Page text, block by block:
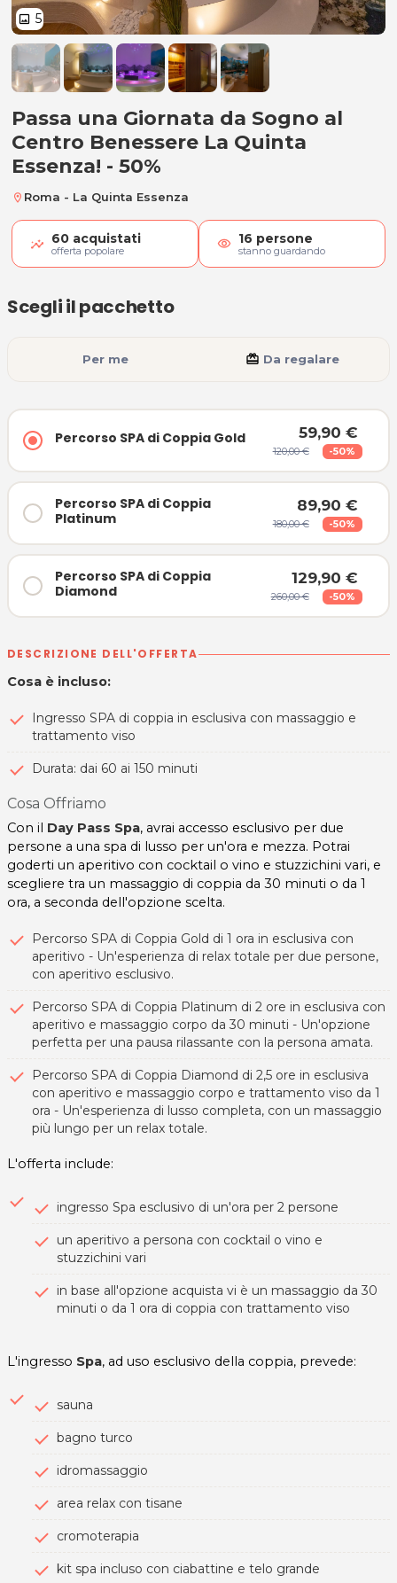
image 5
Passa una Giornata da Sogno al
Passa una Giornata da Sogno al
Centro Benessere La Quinta
Essenza! - 50%
location_on Roma - La Quinta Essenza
60 acquistati
offerta popolare visibility 16 persone
stanno guardando
Percorso SPA di Coppia Gold 59,90 €
120,00 € -50%
Percorso SPA di Coppia
Platinum
89,90 €
180,00 € -50%
Percorso SPA di Coppia
Diamond
129,90 €
260,00 € -50%
Scegli il pacchetto
Per me card_giftcard Da regalare
DESCRIZIONE DELL'OFFERTA
Cosa è incluso:
Ingresso SPA di coppia in esclusiva con massaggio e
trattamento viso
Durata: dai 60 ai 150 minuti
Cosa Offriamo
Con il Day Pass Spa, avrai accesso esclusivo per due
persone a una spa di lusso per un'ora e mezza. Potrai
goderti un aperitivo con cocktail o vino e stuzzichini vari, e
scegliere tra un massaggio di coppia da 30 minuti o da 1
ora, a seconda dell'opzione scelta.
Percorso SPA di Coppia Gold di 1 ora in esclusiva con
aperitivo - Un'esperienza di relax totale per due persone,
con aperitivo esclusivo.
Percorso SPA di Coppia Platinum di 2 ore in esclusiva con
aperitivo e massaggio corpo da 30 minuti - Un'opzione
perfetta per una pausa rilassante con la persona amata.
Percorso SPA di Coppia Diamond di 2,5 ore in esclusiva
con aperitivo e massaggio corpo e trattamento viso da 1
ora - Un'esperienza di lusso completa, con un massaggio
più lungo per un relax totale.
L'offerta include:
ingresso Spa esclusivo di un'ora per 2 persone
un aperitivo a persona con cocktail o vino e
stuzzichini vari
in base all'opzione acquista vi è un massaggio da 30
minuti o da 1 ora di coppia con trattamento viso
L'ingresso Spa, ad uso esclusivo della coppia, prevede:
sauna
bagno turco
idromassaggio
area relax con tisane
cromoterapia
kit spa incluso con ciabattine e telo grande